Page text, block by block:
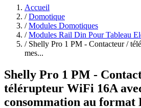
Accueil
/ Domotique
/ Modules Domotiques
/ Modules Rail Din Pour Tableau
/ Shelly Pro 1 PM - Contacteur /
mes...
Shelly Pro 1 PM -
télérupteur WiFi 16A
consommation au format